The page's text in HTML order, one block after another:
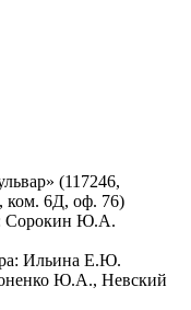
(117246,
ком. 6Д, оф. 76)
Сорокин Ю.А.
Ильина Е.Ю.
Ю.А., Невский